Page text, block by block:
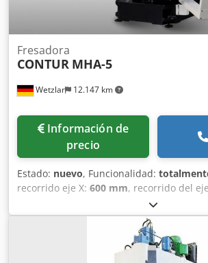
Wetzlar 12.147 km
Fresadora
CONTUR MHA-5
Información de
precio
Estado: nuevo, Funcionalidad:
recorrido eje X: 600 mm, recorrido del
, velocidad
2.000 rpm, velocidad del husillo (min.):
, altura total:
, longitud total:1.400 mm,
, longitud de la mesa: 900 mm,